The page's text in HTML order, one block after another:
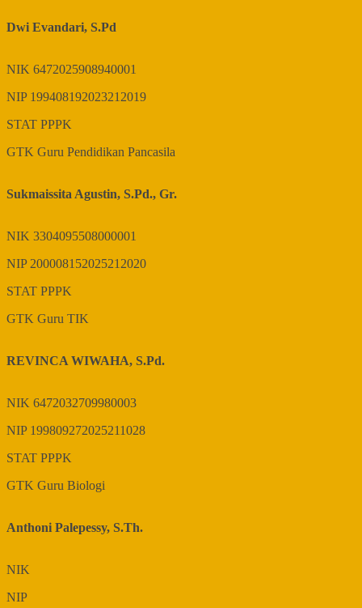
Dwi Evandari, S.Pd
NIK 6472025908940001
NIP 199408192023212019
STAT PPPK
GTK Guru Pendidikan Pancasila
Sukmaissita Agustin, S.Pd., Gr.
NIK 3304095508000001
NIP200008152025212020
STAT PPPK
GTK Guru TIK
REVINCA WIWAHA, S.Pd.
NIK 6472032709980003
NIP 199809272025211028
STAT PPPK
GTK Guru Biologi
Anthoni Palepessy, S.Th.
NIK
NIP